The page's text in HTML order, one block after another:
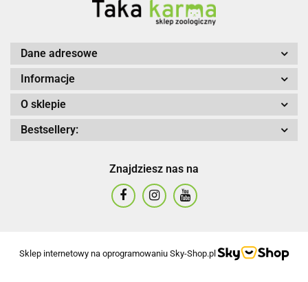
Dane adresowe
Informacje
O sklepie
Bestsellery:
Znajdziesz nas na
Sklep internetowy na oprogramowaniu Sky-Shop.pl